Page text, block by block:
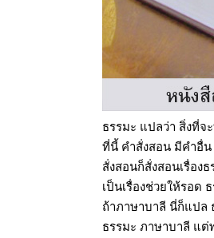
ธรรมะ แปลว่า สิ่งที่จ
ที่นี้ คำสั่งสอน มีคำอื่น
สั่งสอนก็สั่งสอนเรื่อง
เป็นเรื่องช่วยให้รอด
ถ้าภาษาบาลี นี่ก็แปล
ธรรมะ ภาษาบาลี แ